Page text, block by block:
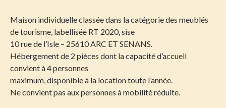
Maison individuelle classée dans la catégorie des meublés
de tourisme, labellisée RT 2020, sise
10 rue de l’Isle – 25610 ARC ET SENANS.
Hébergement de 2 pièces dont la capacité d’accueil
convient à 4 personnes
maximum, disponible à la location toute l’année.
Ne convient pas aux personnes à mobilité réduite.